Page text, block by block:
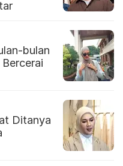
bulan
Ditanya